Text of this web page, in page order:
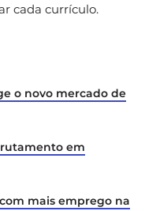
cada currículo.
o novo mercado de
em
mais emprego na